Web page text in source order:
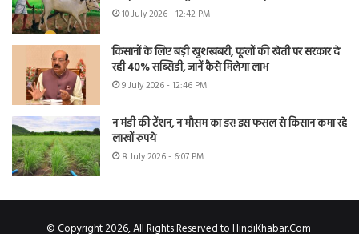
10 July 2026 - 12:42 PM
किसानों के लिए बड़ी खुशखबरी, फूलों की खेती पर सरकार दे
रही 40% सब्सिडी, जानें कैसे मिलेगा लाभ
9 July 2026 - 12:46 PM
न मंडी की टेंशन, न मौसम का डर! इस फसल से किसान कमा रहे
लाखों रुपये
8 July 2026 - 6:07 PM
© Copyright 2026, All Rights Reserved to HindiKhabar.Com